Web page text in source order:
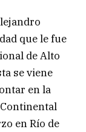
que le fue
de Alto
se viene
en la
en Río de